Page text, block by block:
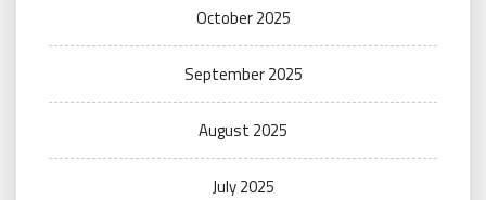
October 2025
September 2025
August 2025
July 2025